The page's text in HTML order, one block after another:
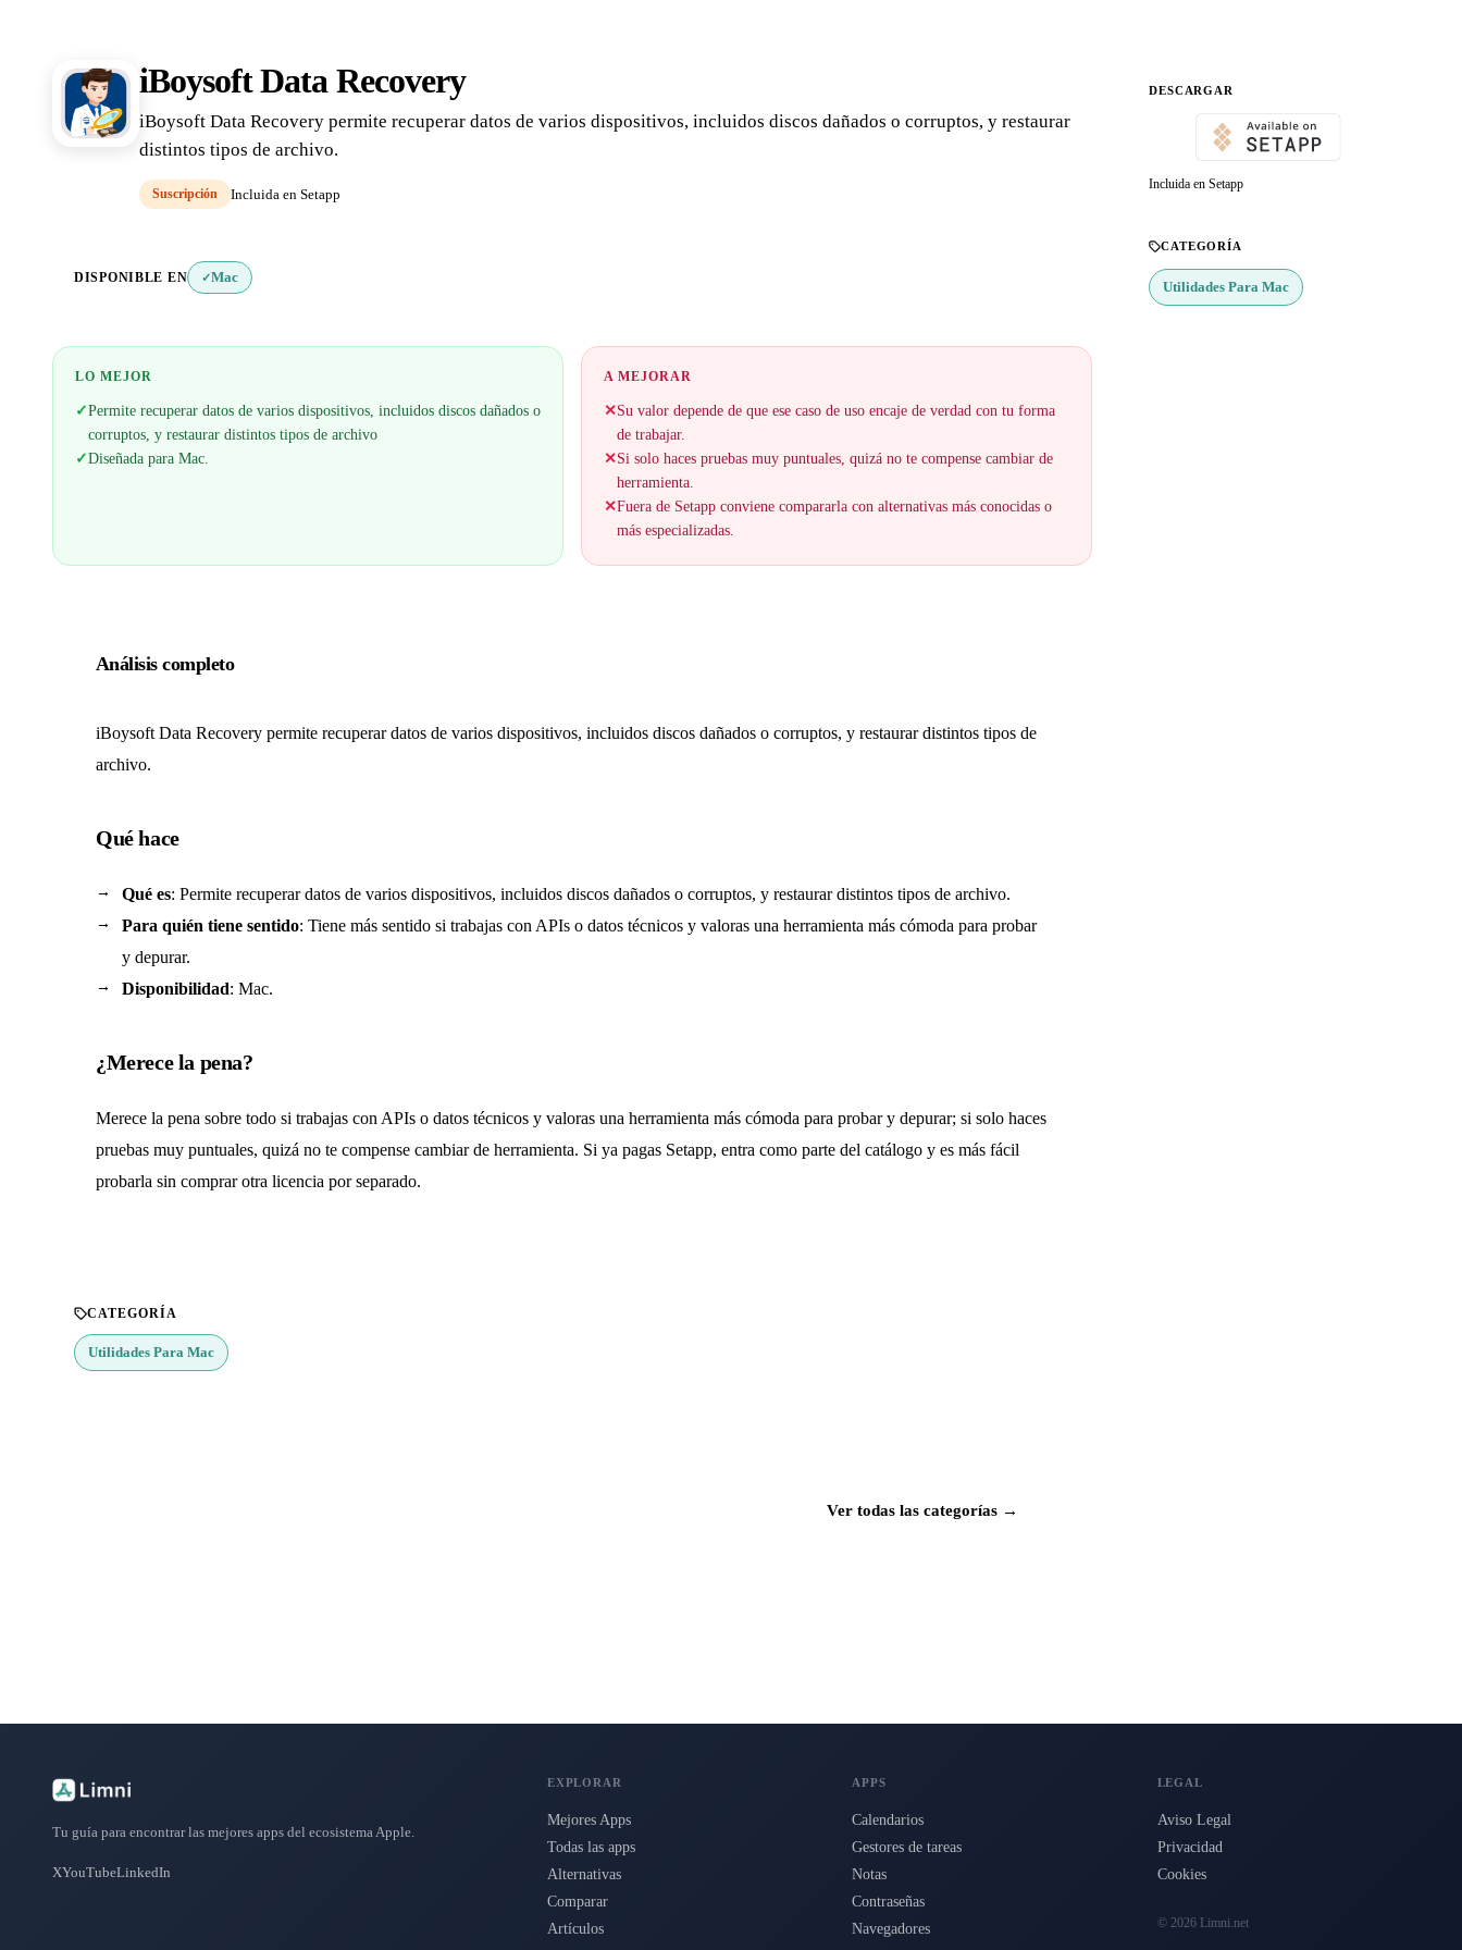
iBoysoft Data Recovery
iBoysoft Data Recovery permite recuperar datos de varios dispositivos, incluidos discos dañados o corruptos, y restaurar
distintos tipos de archivo.
Suscripción Incluida en Setapp
DISPONIBLE EN ✓Mac
LO MEJOR
✓Permite recuperar datos de varios dispositivos, incluidos discos dañados o
corruptos, y restaurar distintos tipos de archivo
✓Diseñada para Mac.
A MEJORAR
✕Su valor depende de que ese caso de uso encaje de verdad con tu forma
de trabajar.
✕Si solo haces pruebas muy puntuales, quizá no te compense cambiar de
herramienta.
✕Fuera de Setapp conviene compararla con alternativas más conocidas o
más especializadas.
Análisis completo
iBoysoft Data Recovery permite recuperar datos de varios dispositivos, incluidos discos dañados o corruptos, y restaurar distintos tipos de
archivo.
Qué hace
Qué es: Permite recuperar datos de varios dispositivos, incluidos discos dañados o corruptos, y restaurar distintos tipos de archivo.
Para quién tiene sentido: Tiene más sentido si trabajas con APIs o datos técnicos y valoras una herramienta más cómoda para probar
y depurar.
Disponibilidad: Mac.
¿Merece la pena?
Merece la pena sobre todo si trabajas con APIs o datos técnicos y valoras una herramienta más cómoda para probar y depurar; si solo haces
pruebas muy puntuales, quizá no te compense cambiar de herramienta. Si ya pagas Setapp, entra como parte del catálogo y es más fácil
probarla sin comprar otra licencia por separado.
CATEGORÍA
Utilidades Para Mac
Ver todas las categorías →
DESCARGAR
Incluida en Setapp
CATEGORÍA
Utilidades Para Mac
Tu guía para encontrar las mejores apps del ecosistema Apple.
XYouTubeLinkedIn
EXPLORAR
Mejores Apps
Todas las apps
Alternativas
Comparar
Artículos
APPS
Calendarios
Gestores de tareas
Notas
Contraseñas
Navegadores
LEGAL
Aviso Legal
Privacidad
Cookies
© 2026 Limni.net